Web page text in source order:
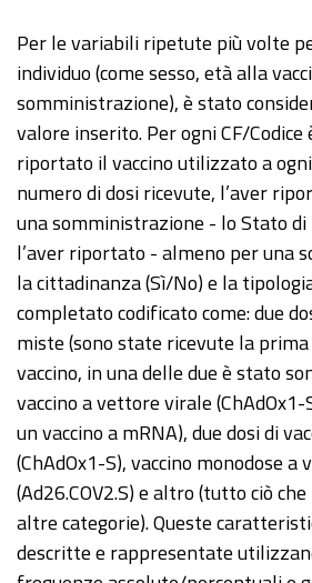
Per le variabili ripetute più volte
individuo (come sesso, età alla
somministrazione), è stato
valore inserito. Per ogni CF/
riportato il vaccino utilizzato a
numero di dosi ricevute, l’aver
una somministrazione - lo Stato di
l’aver riportato - almeno per una
la cittadinanza (Sì/No) e la
completato codificato come: due
miste (sono state ricevute la prima
vaccino, in una delle due è stato
vaccino a vettore virale
un vaccino a mRNA), due dosi di
(ChAdOx1-S), vaccino monodose
(Ad26.COV2.S) e altro (tutto ciò
altre categorie). Queste
descritte e rappresentate